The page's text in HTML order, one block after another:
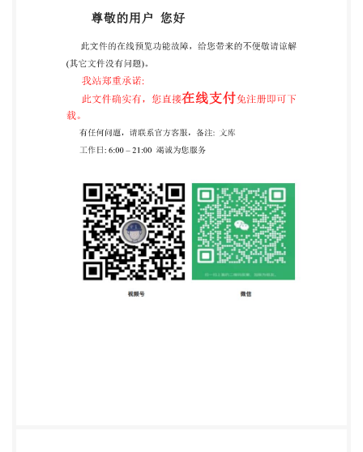
床 清洁度的测量方法 GB/T25375—2010 金属切削机
切削机床 机械加工件通用技术条件 JB/T8332.1—
2011 重型深孔钻镗床 第1部分：精度检验 3 一般要求
按本标准验收机床时，应同时对GB/T90612006、
GB/T235702009、GB/T253732010、 GB/T25376一
2010中未经本标准具体化的其余项目进行检验。 4附
件和工具 4.1应随机供应下列附件和工具： a）专用工
具一套； b）地脚螺栓、螺母、垫圈、调整垫铁一
套。 4.2扩大机床使用性能的特殊附件，应根据用户
要求按协议供应 4.3机床的标准附件和工具，均应保
证连接部位的互换性和使用性能 GB/T31397—2015 5
安全卫生 5.1 机床电气系统的安全应符合GB5226.1的